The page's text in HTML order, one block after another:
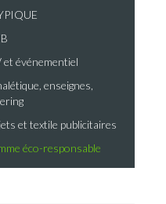
et événementiel
enseignes,
et textile publicitaires
éco-responsable